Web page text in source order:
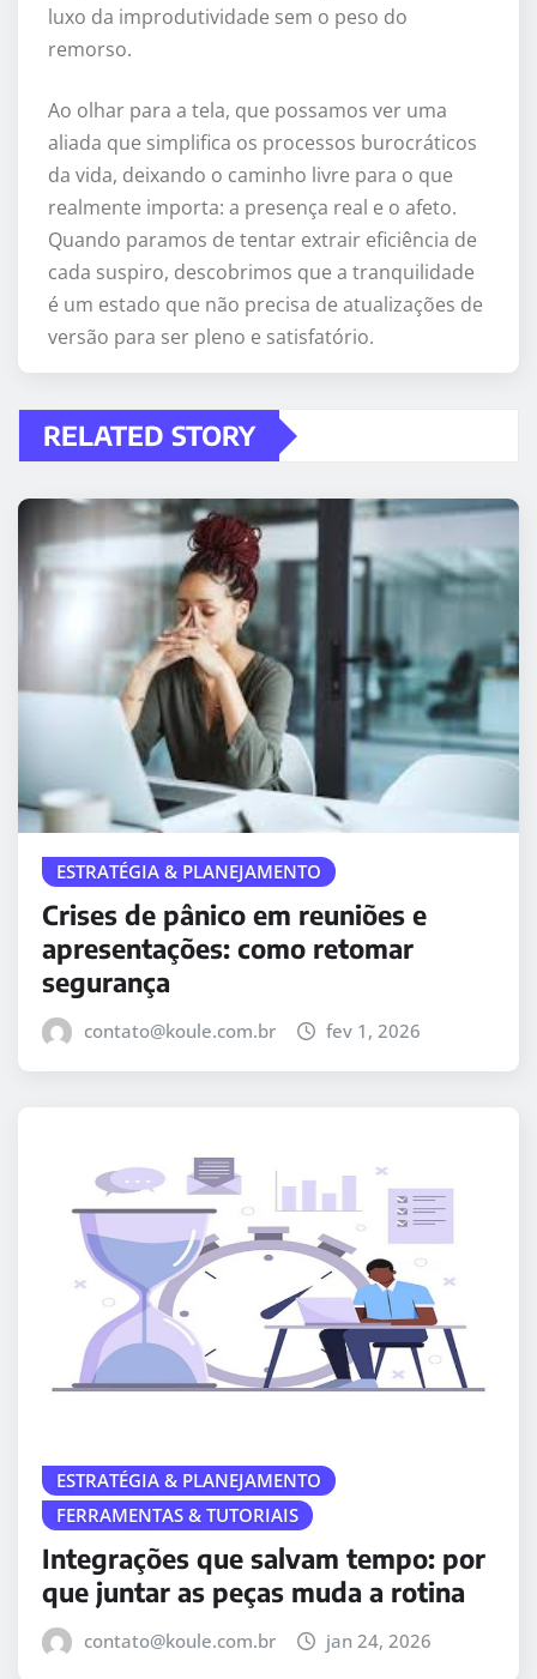
luxo da improdutividade sem o peso do
remorso.
Ao olhar para a tela, que possamos ver uma
aliada que simplifica os processos burocráticos
da vida, deixando o caminho livre para o que
realmente importa: a presença real e o afeto.
Quando paramos de tentar extrair eficiência de
cada suspiro, descobrimos que a tranquilidade
é um estado que não precisa de atualizações de
versão para ser pleno e satisfatório.
RELATED STORY
ESTRATÉGIA & PLANEJAMENTO
Crises de pânico em reuniões e
apresentações: como retomar
segurança
contato@koule.com.br fev 1, 2026
ESTRATÉGIA & PLANEJAMENTO
FERRAMENTAS & TUTORIAIS
Integrações que salvam tempo: por
que juntar as peças muda a rotina
contato@koule.com.br jan 24, 2026